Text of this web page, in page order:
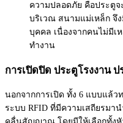
ความปลอดภัย คือประตู
บริเวณ สนามแม่เหล็ก จึ
บุคคล เนื่องจากคนไม่มีเ
ทำงาน
การเปิดปิด ประตูโรงงาน
นอกจากการเปิด ทั้ง 6 แบบแล้ว
ระบบ RFID ที่มีความเสถียรมา